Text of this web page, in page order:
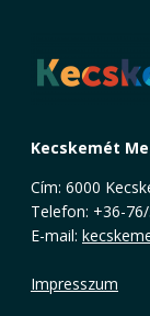
Kecskemét
Cím: 6000
Telefon: +36-
E-mail:
Impresszum